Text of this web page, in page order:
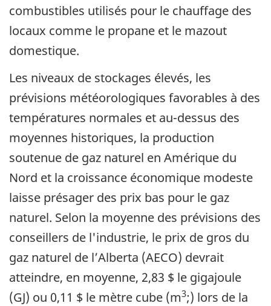
combustibles utilisés pour le chauffage des
locaux comme le propane et le mazout
domestique.
Les niveaux de stockages élevés, les
prévisions météorologiques favorables à des
températures normales et au-dessus des
moyennes historiques, la production
soutenue de gaz naturel en Amérique du
Nord et la croissance économique modeste
laisse présager des prix bas pour le gaz
naturel. Selon la moyenne des prévisions des
conseillers de l'industrie, le prix de gros du
gaz naturel de l’Alberta (AECO) devrait
atteindre, en moyenne, 2,83 $ le gigajoule
(GJ) ou 0,11 $ le mètre cube (m3;) lors de la